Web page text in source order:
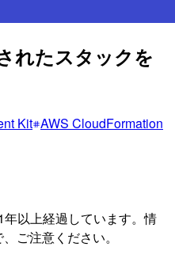
れたスタックを
Kit AWS CloudFormation
以上経過しています。情
ご注意ください。